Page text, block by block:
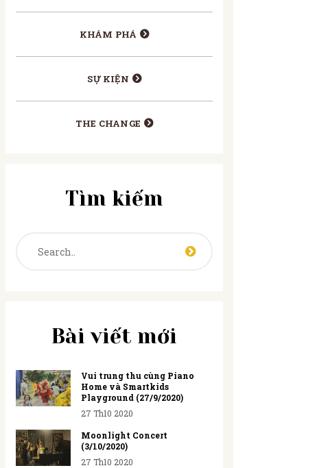
KHÁM PHÁ
SỰ KIỆN
THE CHANGE
Tìm kiếm
Bài viết mới
Vui trung thu cùng Piano
Home và Smartkids
Playground (27/9/2020)
27 Th10 2020
Moonlight Concert
(3/10/2020)
27 Th10 2020